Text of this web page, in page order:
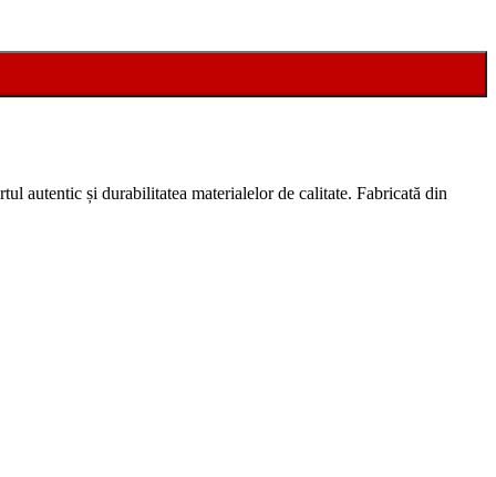
autentic și durabilitatea materialelor de calitate. Fabricată din